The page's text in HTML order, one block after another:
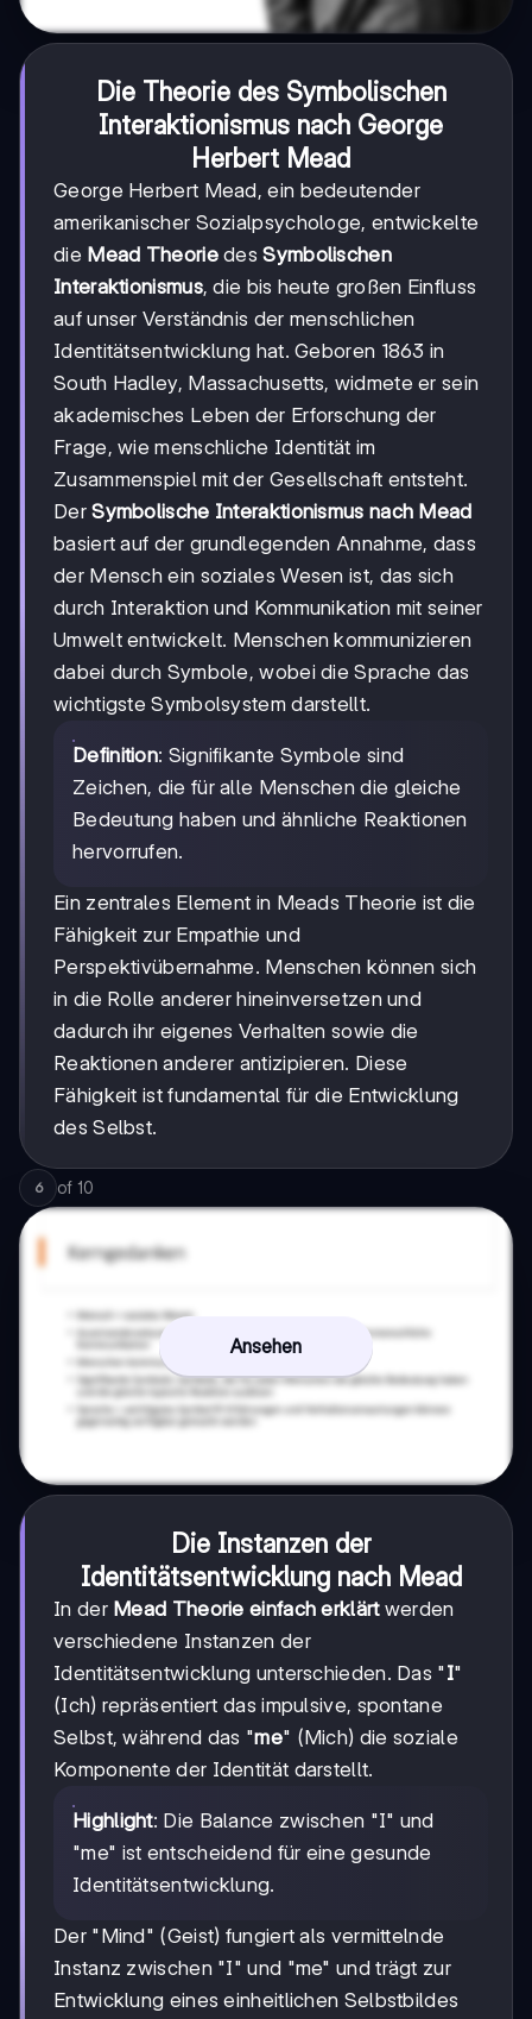
Die Theorie des Symbolischen
Interaktionismus nach George
Herbert Mead
George Herbert Mead, ein bedeutender
amerikanischer Sozialpsychologe, entwickelte
die Mead TheoriedesSymbolischen
Interaktionismus, die bis heute großen Einfluss
auf unser Verständnis der menschlichen
Identitätsentwicklung hat. Geboren 1863 in
South Hadley, Massachusetts, widmete er sein
akademisches Leben der Erforschung der
Frage, wie menschliche Identität im
Zusammenspiel mit der Gesellschaft entsteht.
DerSymbolische Interaktionismus nach Mead
basiert auf der grundlegenden Annahme, dass
der Mensch ein soziales Wesen ist, das sich
durch Interaktion und Kommunikation mit seiner
Umwelt entwickelt. Menschen kommunizieren
dabei durch Symbole, wobei die Sprache das
wichtigste Symbolsystem darstellt.
Definition: Signifikante Symbole sind
Zeichen, die für alle Menschen die gleiche
Bedeutung haben und ähnliche Reaktionen
hervorrufen.
Ein zentrales Element in Meads Theorie ist die
Fähigkeit zur Empathie und
Perspektivübernahme. Menschen können sich
in die Rolle anderer hineinversetzen und
dadurch ihr eigenes Verhalten sowie die
Reaktionen anderer antizipieren. Diese
Fähigkeit ist fundamental für die Entwicklung
des Selbst.
6 of 10
Ansehen
Die Instanzen der
Identitätsentwicklung nach Mead
In der Mead Theorie einfach erklärtwerden
verschiedene Instanzen der
Identitätsentwicklung unterschieden. Das "I"
(Ich) repräsentiert das impulsive, spontane
Selbst, während das "me" (Mich) die soziale
Komponente der Identität darstellt.
Highlight: Die Balance zwischen "I" und
"me" ist entscheidend für eine gesunde
Identitätsentwicklung.
Der "Mind" (Geist) fungiert als vermittelnde
Instanz zwischen "I" und "me" und trägt zur
Entwicklung eines einheitlichen Selbstbildes